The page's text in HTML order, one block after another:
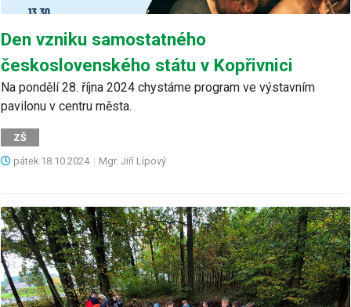
Den vzniku samostatného
československého státu v Kopřivnici
Na pondělí 28. října 2024 chystáme program ve výstavním
pavilonu v centru města.
ZŠ
pátek 18.10.2024 | Mgr. Jiří Lípový